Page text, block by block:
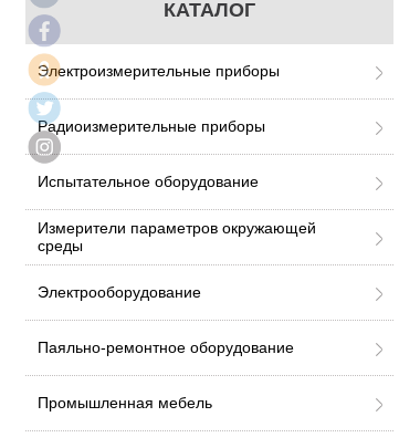
КАТАЛОГ
Электроизмерительные приборы
Радиоизмерительные приборы
Испытательное оборудование
Измерители параметров окружающей
среды
Электрооборудование
Паяльно-ремонтное оборудование
Промышленная мебель